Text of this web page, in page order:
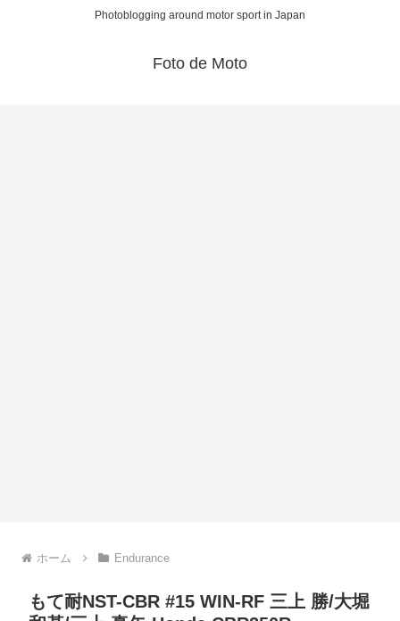
Photoblogging around motor sport in Japan
Foto de Moto
ホーム Endurance
もて耐NST-CBR #15 WIN-RF 三上 勝/大堀